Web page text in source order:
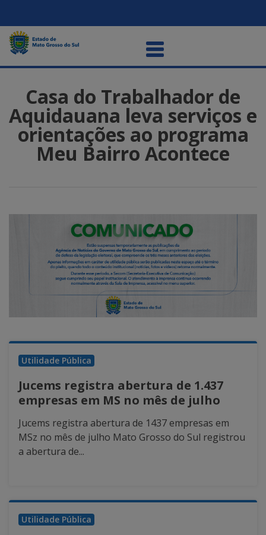
Casa do Trabalhador de
Aquidauana leva serviços e
orientações ao programa
Meu Bairro Acontece
Utilidade Pública
Jucems registra abertura de 1.437
empresas em MS no mês de julho
Jucems registra abertura de 1437 empresas em
MSz no mês de julho Mato Grosso do Sul registrou
a abertura de...
Utilidade Pública